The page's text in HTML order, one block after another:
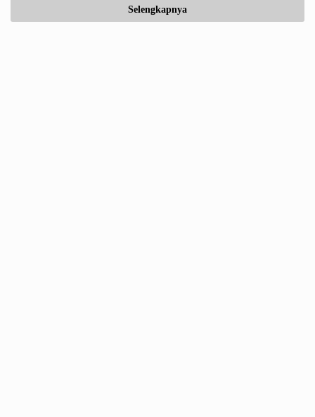
Selengkapnya